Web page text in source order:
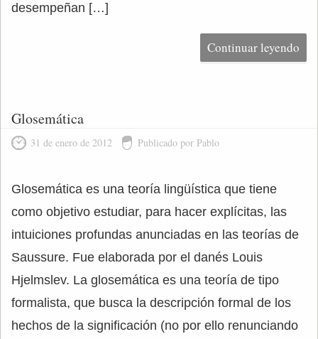
desempeñan […]
Continuar leyendo
Glosemática
31 de enero de 2012 Publicado por Pablo
Glosemática es una teoría lingüística que tiene
como objetivo estudiar, para hacer explícitas, las
intuiciones profundas anunciadas en las teorías de
Saussure. Fue elaborada por el danés Louis
Hjelmslev. La glosemática es una teoría de tipo
formalista, que busca la descripción formal de los
hechos de la significación (no por ello renunciando